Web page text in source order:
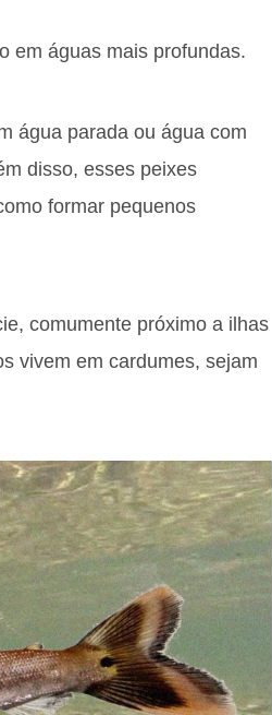
em águas mais profundas.
água parada ou água com
disso, esses peixes
formar pequenos
comumente próximo a ilhas
vivem em cardumes, sejam